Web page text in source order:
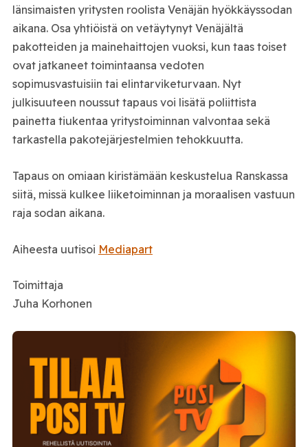
länsimaisten yritysten roolista Venäjän hyökkäyssodan
aikana. Osa yhtiöistä on vetäytynyt Venäjältä
pakotteiden ja mainehaittojen vuoksi, kun taas toiset
ovat jatkaneet toimintaansa vedoten
sopimusvastuisiin tai elintarviketurvaan. Nyt
julkisuuteen noussut tapaus voi lisätä poliittista
painetta tiukentaa yritystoiminnan valvontaa sekä
tarkastella pakotejärjestelmien tehokkuutta.
Tapaus on omiaan kiristämään keskustelua Ranskassa
siitä, missä kulkee liiketoiminnan ja moraalisen vastuun
raja sodan aikana.
Aiheesta uutisoi Mediapart
Toimittaja
Juha Korhonen